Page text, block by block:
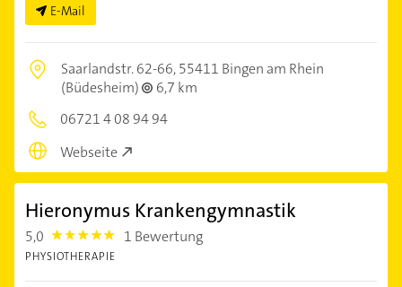
E-Mail
Saarlandstr. 62-66,55411 Bingen am Rhein
(Büdesheim)
6,7 km
06721 4 08 94 94
Webseite
Hieronymus Krankengymnastik
5,0 5.0 1 Bewertung
PHYSIOTHERAPIE